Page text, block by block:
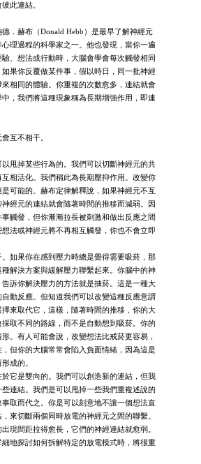
此連結。
．赫布（Donald Hebb）是最早了解神經元
理過程的科學家之一。他也發現，當你一遍
、想法或行動時，大腦會學會每次觸發相同
果你反覆做某件事，假以時日，同一批神經
相同的體驗。你重複的次數愈多，連結就會
，我們將這種現象稱為長期增強作用，即連
互不相干。
甩掉某些行為的。我們可以切斷神經元的共
相活化。我們稱此為長期壓抑作用。改變你
可能的。赫布定律解釋說，如果神經元不互
經元的連結就會隨著時間的推移而減弱。因
觸發，但你漸漸拉長被刺激和做出反應之間
法或神經元將不再相互觸發，你也不會立即
如果你在感到壓力時總是覺得需要吸菸，那
解決方案與緩解壓力聯繫起來。你腦中的神
訴你解決壓力的方法就是抽菸。這是一種大
動反應。但知道我們可以改變這種反應意謂
來取代它，這樣，隨著時間的推移，你的大
取不同的路線，而不是自動想到吸菸。你的
。有人可能會說，改變想法比戒菸更容易，
但你的大腦常常會陷入負面情緒，因為這是
成的。
它是雙向的。我們可以創造新的連結，但我
連結。我們是可以甩掉一些我們重複述說的
取而代之。你是可以刻意地不讓一個想法直
來切斷兩個同時放電的神經元之間的聯繫。
現間距拉得愈長，它們的神經連結就愈弱。
地探討如何拆解特定的放電模式時，將很重